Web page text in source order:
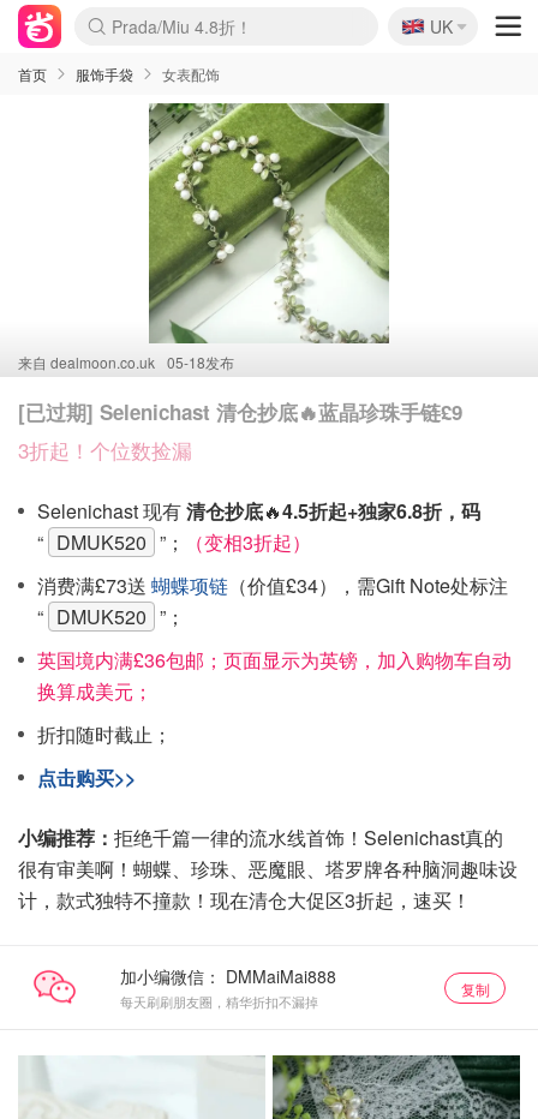
麦卢卡蜂蜜夏促！个位数！
Prada/Miu 4.8折！
啥？必胜客披萨5折！
🇬🇧
UK
首页 服饰手袋 女表配饰
来自 dealmoon.co.uk 05-18发布
[已过期] Selenichast 清仓抄底🔥蓝晶珍珠手链£9
3折起！个位数捡漏
Selenichast 现有清仓抄底🔥4.5折起+独家6.8折，码
“ DMUK520 ”；
（变相3折起）
消费满£73送 蝴蝶项链 （价值£34），需Gift Note处标注
“ DMUK520 ”；
英国境内满£36包邮；页面显示为英镑，加入购物车自动
换算成美元；
折扣随时截止；
点击购买>>
小编推荐： 拒绝千篇一律的流水线首饰！Selenichast真的
很有审美啊！蝴蝶、珍珠、恶魔眼、塔罗牌各种脑洞趣味设
计，款式独特不撞款！现在清仓大促区3折起，速买！
加小编微信：
每天刷刷朋友圈，精华折扣不漏掉
复制